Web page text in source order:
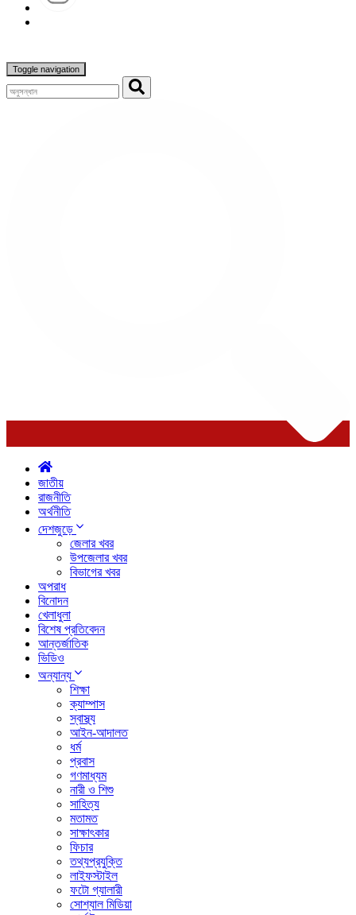
Toggle navigation
জাতীয়
রাজনীতি
অর্থনীতি
দেশজুড়ে
জেলার খবর
উপজেলার খবর
বিভাগের খবর
অপরাধ
বিনোদন
খেলাধুলা
বিশেষ প্রতিবেদন
আন্তর্জাতিক
ভিডিও
অন্যান্য
শিক্ষা
ক্যাম্পাস
স্বাস্থ্য
আইন-আদালত
ধর্ম
প্রবাস
গণমাধ্যম
নারী ও শিশু
সাহিত্য
মতামত
সাক্ষাৎকার
ফিচার
তথ্যপ্রযুক্তি
লাইফস্টাইল
ফটো গ্যালারী
সোশ্যাল মিডিয়া